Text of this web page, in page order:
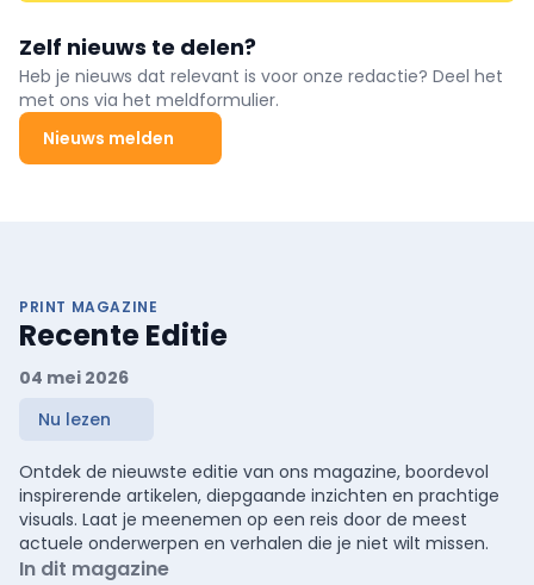
Zelf nieuws te delen?
Heb je nieuws dat relevant is voor onze redactie? Deel het
met ons via het meldformulier.
Nieuws melden
PRINT MAGAZINE
Recente Editie
04 mei 2026
Nu lezen
Ontdek de nieuwste editie van ons magazine, boordevol
inspirerende artikelen, diepgaande inzichten en prachtige
visuals. Laat je meenemen op een reis door de meest
actuele onderwerpen en verhalen die je niet wilt missen.
In dit magazine